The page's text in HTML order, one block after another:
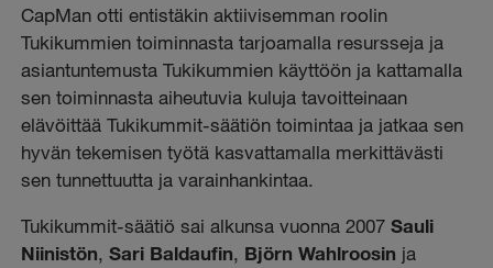
CapMan otti entistäkin aktiivisemman roolin
Tukikummien toiminnasta tarjoamalla resursseja ja
asiantuntemusta Tukikummien käyttöön ja kattamalla
sen toiminnasta aiheutuvia kuluja tavoitteinaan
elävöittää Tukikummit-säätiön toimintaa ja jatkaa sen
hyvän tekemisen työtä kasvattamalla merkittävästi
sen tunnettuutta ja varainhankintaa.
Tukikummit-säätiö sai alkunsa vuonna 2007Sauli
Niinistön,Sari Baldaufin, Björn Wahlroosin ja